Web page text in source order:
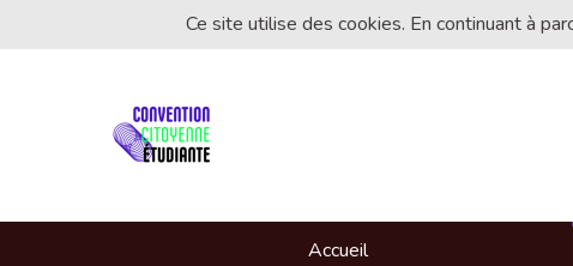
Ce site utilise des cookies. En continuant à
Accueil